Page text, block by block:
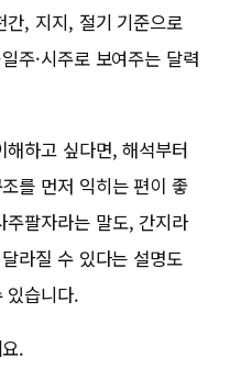
간, 지지, 절기 기준으로
주·시주로 보여주는 달력
하고 싶다면, 해석부터
를 먼저 익히는 편이 좋
팔자라는 말도, 간지라
라질 수 있다는 설명도
있습니다.
.